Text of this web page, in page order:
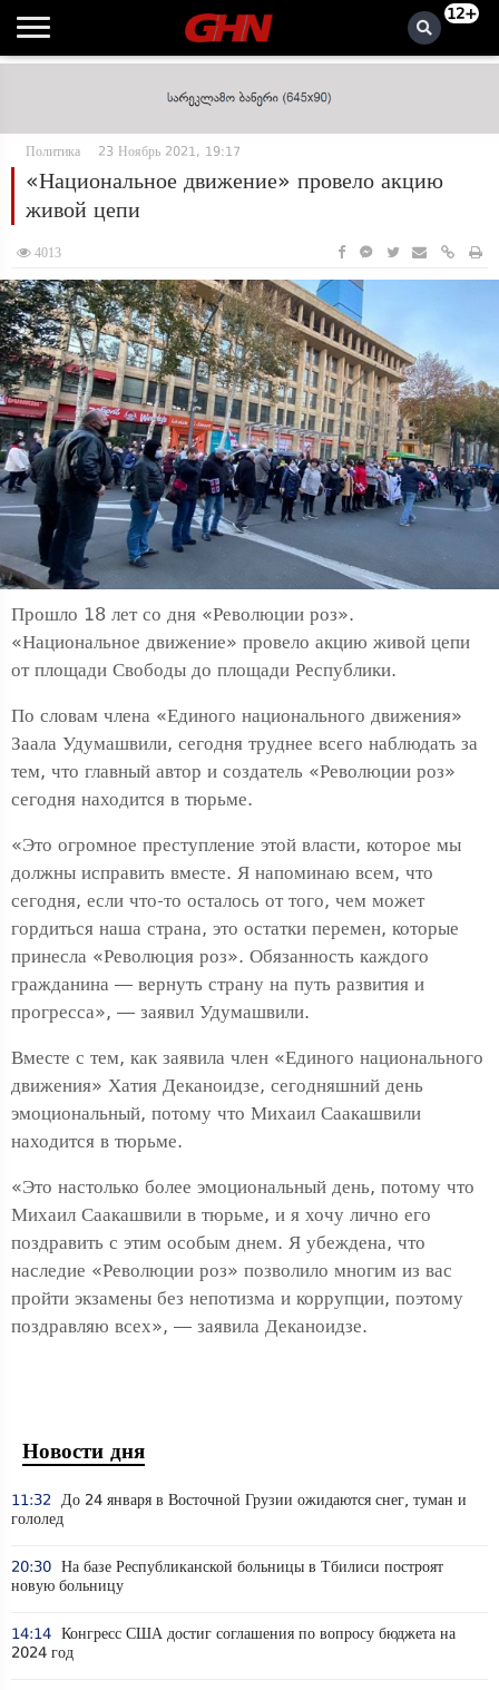
12+
Политика 23 Ноябрь 2021, 19:17
«Национальное движение» провело акцию
живой цепи
4013
Прошло 18 лет со дня «Революции роз».
«Национальное движение» провело акцию живой цепи
от площади Свободы до площади Республики.
По словам члена «Единого национального движения»
Заала Удумашвили, сегодня труднее всего наблюдать за
тем, что главный автор и создатель «Революции роз»
сегодня находится в тюрьме.
«Это огромное преступление этой власти, которое мы
должны исправить вместе. Я напоминаю всем, что
сегодня, если что-то осталось от того, чем может
гордиться наша страна, это остатки перемен, которые
принесла «Революция роз». Обязанность каждого
гражданина — вернуть страну на путь развития и
прогресса», — заявил Удумашвили.
Вместе с тем, как заявила член «Единого национального
движения» Хатия Деканоидзе, сегодняшний день
эмоциональный, потому что Михаил Саакашвили
находится в тюрьме.
«Это настолько более эмоциональный день, потому что
Михаил Саакашвили в тюрьме, и я хочу лично его
поздравить с этим особым днем. Я убеждена, что
наследие «Революции роз» позволило многим из вас
пройти экзамены без непотизма и коррупции, поэтому
поздравляю всех», — заявила Деканоидзе.
Новости дня
11:32
До 24 января в Восточной Грузии ожидаются снег, туман и
гололед
20:30 На базе Республиканской больницы в Тбилиси построят
новую больницу
14:14 Конгресс США достиг соглашения по вопросу бюджета на
2024 год